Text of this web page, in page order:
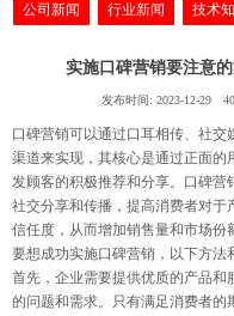
公司新闻 行业新闻 技术
实施口碑营销要注意
发布时间: 2023-12-29
口碑营销可以通过口耳相传、社交
渠道来实现，其核心是通过正面的
发顾客的积极推荐和分享。口碑营
社交分享和传播，提高消费者对于
信任度，从而增加销售量和市场份
要想成功实施口碑营销，以下方法
首先，企业需要提供优质的产品和
的问题和需求。只有满足消费者的